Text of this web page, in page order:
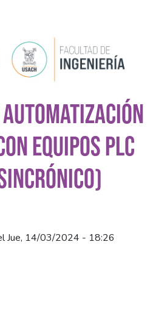
EQUIPOS PLC
Jue, 14/03/2024 - 18:26